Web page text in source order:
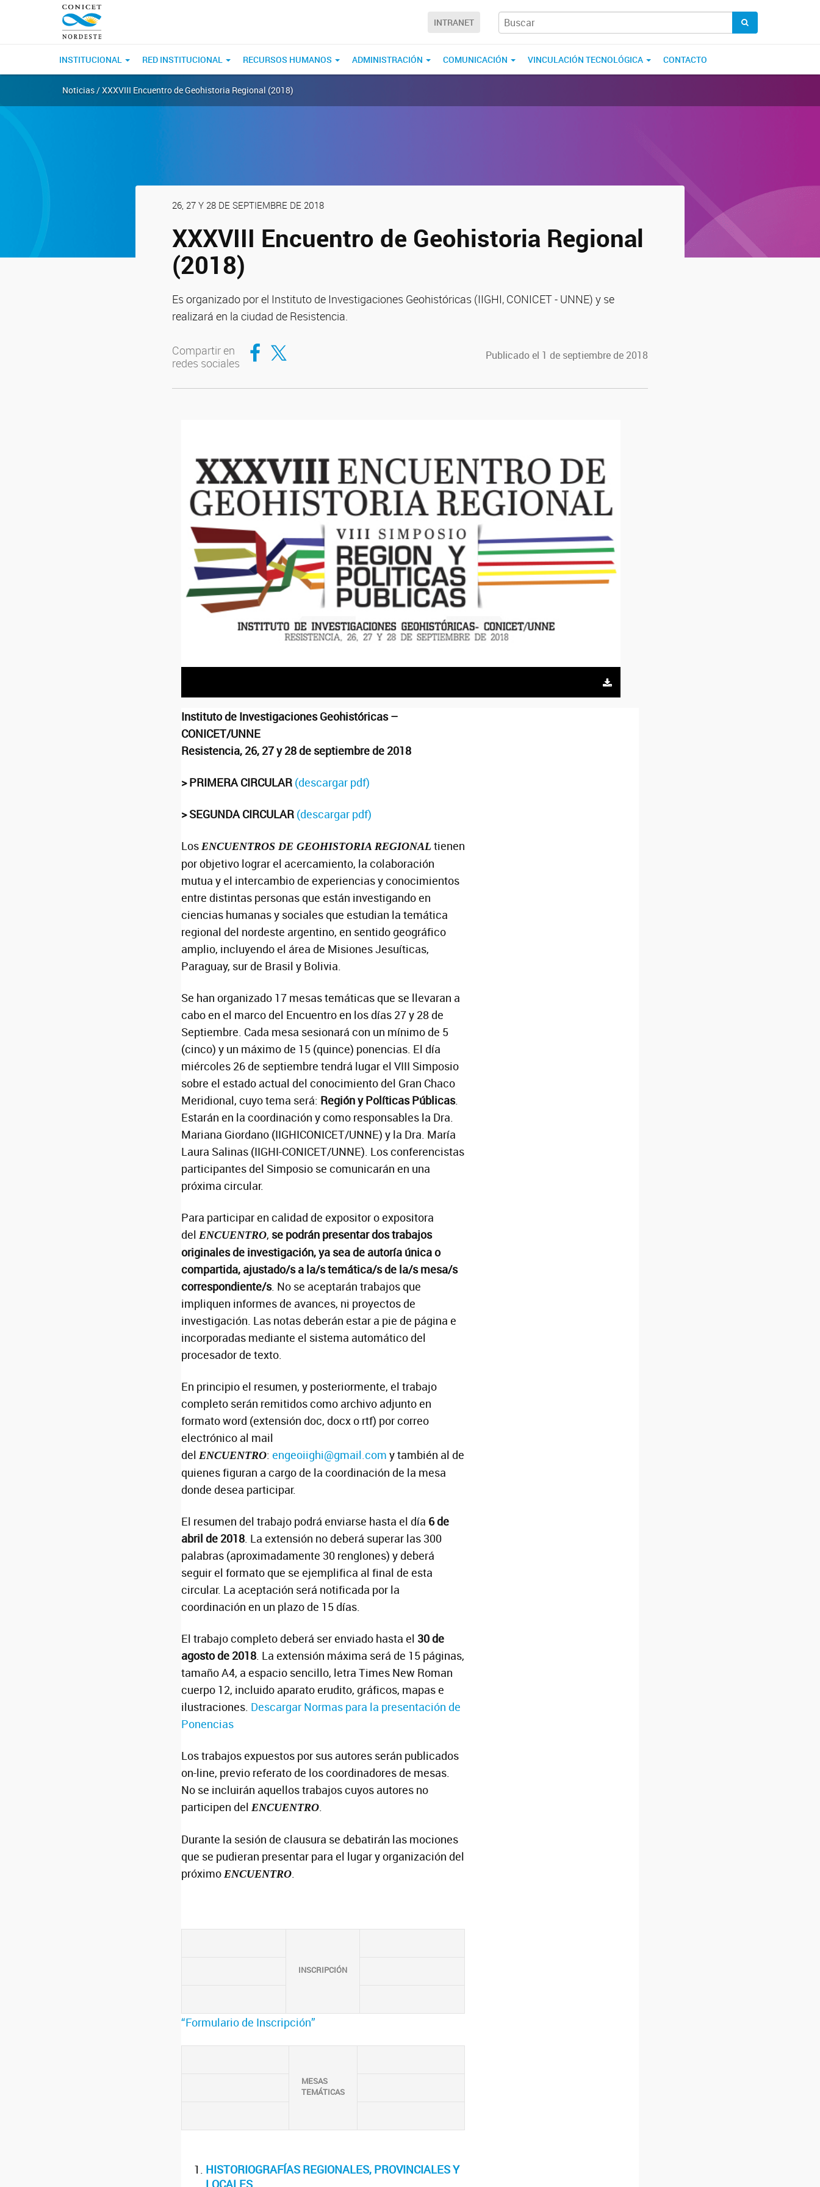
INTRANET
INSTITUCIONAL RED INSTITUCIONAL RECURSOS HUMANOS ADMINISTRACIÓN COMUNICACIÓN VINCULACIÓN TECNOLÓGICA CONTACTO
Noticias / XXXVIII Encuentro de Geohistoria Regional (2018)
26, 27 Y 28 DE SEPTIEMBRE DE 2018
XXXVIII Encuentro de Geohistoria Regional
(2018)
Es organizado por el Instituto de Investigaciones Geohistóricas (IIGHI, CONICET - UNNE) y se
realizará en la ciudad de Resistencia.
Compartir en
redes sociales
Compartir en Facebook
Compartir en Twitter Publicado el 1 de septiembre de 2018
Instituto de Investigaciones Geohistóricas –
CONICET/UNNE
Resistencia, 26, 27 y 28 de septiembre de 2018
>PRIMERA CIRCULAR (descargar pdf)
> SEGUNDACIRCULAR (descargar pdf)
Los ENCUENTROS DE GEOHISTORIA REGIONAL tienen
por objetivo lograr el acercamiento, la colaboración
mutua y el intercambio de experiencias y conocimientos
entre distintas personas que están investigando en
ciencias humanas y sociales que estudian la temática
regional del nordeste argentino, en sentido geográfico
amplio, incluyendo el área de Misiones Jesuíticas,
Paraguay, sur de Brasil y Bolivia.
Se han organizado 17 mesas temáticas que se llevaran a
cabo en el marco del Encuentro en los días 27 y 28 de
Septiembre. Cada mesa sesionará con un mínimo de 5
(cinco) y un máximo de 15 (quince) ponencias. El día
miércoles 26 de septiembre tendrá lugar el VIII Simposio
sobre el estado actual del conocimiento del Gran Chaco
Meridional, cuyo tema será: Región y Políticas Públicas.
Estarán en la coordinación y como responsables la Dra.
Mariana Giordano (IIGHICONICET/UNNE) y la Dra. María
Laura Salinas (IIGHI-CONICET/UNNE). Los conferencistas
participantes del Simposio se comunicarán en una
próxima circular.
Para participar en calidad de expositor o expositora
del ENCUENTRO, se podrán presentar dos trabajos
originales de investigación, ya sea de autoría única o
compartida, ajustado/s a la/s temática/s de la/s mesa/s
correspondiente/s. No se aceptarán trabajos que
impliquen informes de avances, ni proyectos de
investigación. Las notas deberán estar a pie de página e
incorporadas mediante el sistema automático del
procesador de texto.
En principio el resumen, y posteriormente, el trabajo
completo serán remitidos como archivo adjunto en
formato word (extensión doc, docx o rtf) por correo
electrónico al mail
del ENCUENTRO: engeoiighi@gmail.com y también al de
quienes figuran a cargo de la coordinación de la mesa
donde desea participar.
El resumen del trabajo podrá enviarse hasta el día 6 de
abril de 2018. La extensión no deberá superar las 300
palabras (aproximadamente 30 renglones) y deberá
seguir el formato que se ejemplifica al final de esta
circular. La aceptación será notificada por la
coordinación en un plazo de 15 días.
El trabajo completo deberá ser enviado hasta el 30 de
agosto de 2018. La extensión máxima será de 15 páginas,
tamaño A4, a espacio sencillo, letra Times New Roman
cuerpo 12, incluido aparato erudito, gráficos, mapas e
ilustraciones. Descargar Normas para la presentación de
Ponencias
Los trabajos expuestos por sus autores serán publicados
on-line, previo referato de los coordinadores de mesas.
No se incluirán aquellos trabajos cuyos autores no
participen del ENCUENTRO.
Durante la sesión de clausura se debatirán las mociones
que se pudieran presentar para el lugar y organización del
próximo ENCUENTRO.
INSCRIPCIÓN
“Formulario de Inscripción”
MESAS
TEMÁTICAS
HISTORIOGRAFÍAS REGIONALES, PROVINCIALES Y
LOCALES